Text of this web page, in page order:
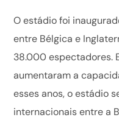
O estádio foi
entre Bélgica e
38.000 espectadores.
aumentaram a
esses anos, o estádio
internacionais entre a